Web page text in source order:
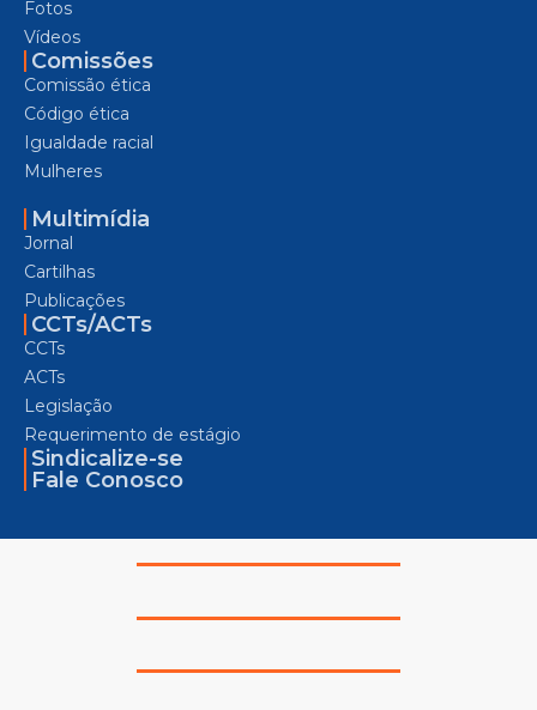
Fotos
Vídeos
Comissões
Comissão ética
Código ética
Igualdade racial
Mulheres
Multimídia
Jornal
Cartilhas
Publicações
CCTs/ACTs
CCTs
ACTs
Legislação
Requerimento de estágio
Sindicalize-se
Fale Conosco